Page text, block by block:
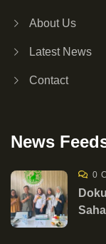
About Us
Latest News
Contact
News
0